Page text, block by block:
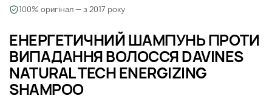
ЕНЕРГЕТИЧНИЙ ШАМПУНЬ ПРОТИ
ВИПАДАННЯ ВОЛОССЯ DAVINES
NATURAL TECH ENERGIZING
SHAMPOO
100% оригінал — з 2017 року